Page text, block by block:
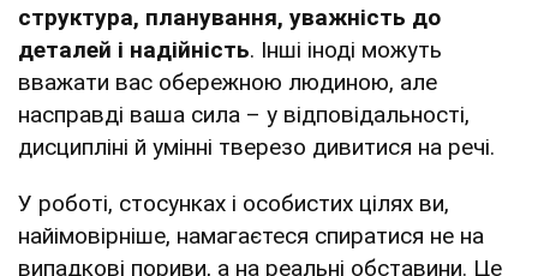
структура, планування, уважність до
деталей і надійність. Інші іноді можуть
вважати вас обережною людиною, але
насправді ваша сила – у відповідальності,
дисципліні й умінні тверезо дивитися на речі.
У роботі, стосунках і особистих цілях ви,
найімовірніше, намагаєтеся спиратися не на
випадкові пориви, а на реальні обставини. Це